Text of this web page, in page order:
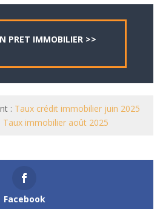
PRET IMMOBILIER >>
: Taux crédit immobilier juin 2025
Taux immobilier août 2025
Facebook